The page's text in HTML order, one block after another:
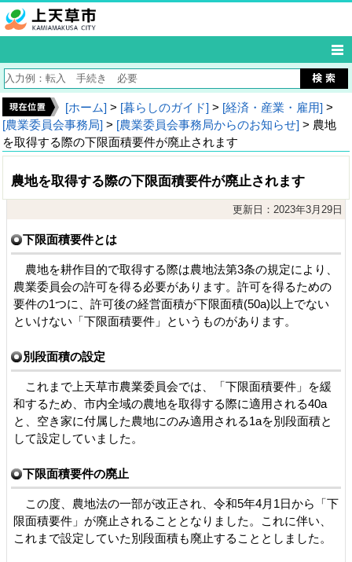
[ホーム] > [暮らしのガイド] > [経済・産業・雇用] >
[農業委員会事務局] > [農業委員会事務局からのお知らせ] > 農地
を取得する際の下限面積要件が廃止されます
農地を取得する際の下限面積要件が廃止されます
更新日：2023年3月29日
下限面積要件とは
農地を耕作目的で取得する際は農地法第3条の規定により、
農業委員会の許可を得る必要があります。許可を得るための
要件の1つに、許可後の経営面積が下限面積(50a)以上でない
といけない「下限面積要件」というものがあります。
別段面積の設定
これまで上天草市農業委員会では、「下限面積要件」を緩
和するため、市内全域の農地を取得する際に適用される40a
と、空き家に付属した農地にのみ適用される1aを別段面積と
して設定していました。
下限面積要件の廃止
この度、農地法の一部が改正され、令和5年4月1日から「下
限面積要件」が廃止されることとなりました。これに伴い、
これまで設定していた別段面積も廃止することとしました。